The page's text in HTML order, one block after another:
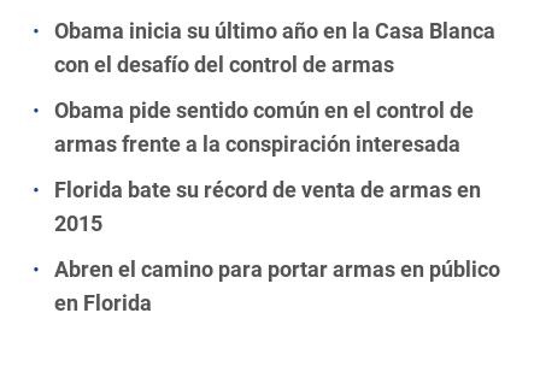
Obama inicia su último año en la Casa Blanca
con el desafío del control de armas
Obama pide sentido común en el control de
armas frente a la conspiración interesada
Florida bate su récord de venta de armas en
2015
Abren el camino para portar armas en público
en Florida